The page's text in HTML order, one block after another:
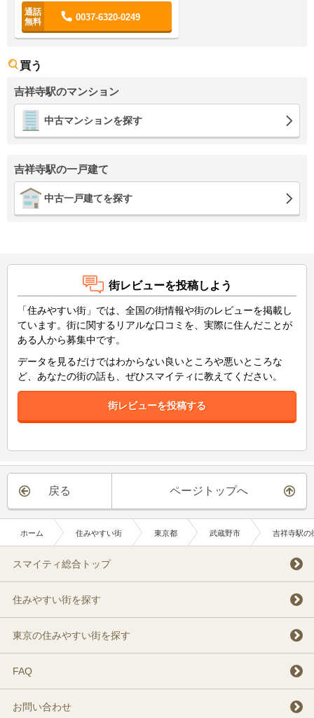
0037-6320-0249
買う
吉祥寺駅のマンション
中古マンションを探す
吉祥寺駅の一戸建て
中古一戸建てを探す
街レビューを投稿しよう
「住みやすい街」では、全国の街情報や街のレビューを掲載し
ています。街に関するリアルな口コミを、実際に住んだことが
ある人から募集中です。
データを見るだけではわからない良いところや悪いところな
ど、あなたの街の話も、ぜひスマイティに教えてください。
街レビューを投稿する
戻る ページトップへ
ホーム 住みやすい街 東京都 武蔵野市 吉祥寺駅の
スマイティ総合トップ
住みやすい街を探す
東京の住みやすい街を探す
FAQ
お問い合わせ